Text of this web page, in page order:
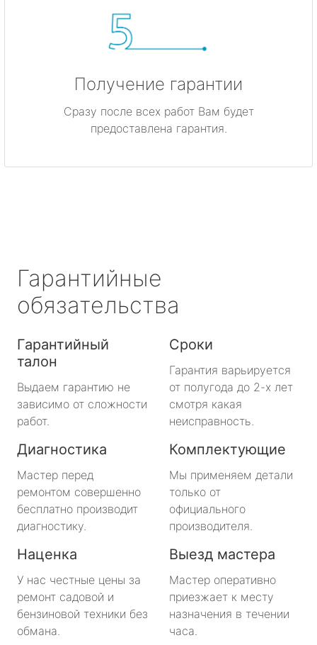
Получение гарантии
Сразу после всех работ Вам будет
предоставлена гарантия.
Гарантийные
обязательства
Гарантийный
талон
Выдаем гарантию не
зависимо от сложности
работ.
Сроки
Гарантия варьируется
от полугода до 2-х лет
смотря какая
неисправность.
Диагностика
Мастер перед
ремонтом совершенно
бесплатно производит
диагностику.
Комплектующие
Мы применяем детали
только от
официального
производителя.
Наценка
У нас честные цены за
ремонт садовой и
бензиновой техники без
обмана.
Выезд мастера
Мастер оперативно
приезжает к месту
назначения в течении
часа.